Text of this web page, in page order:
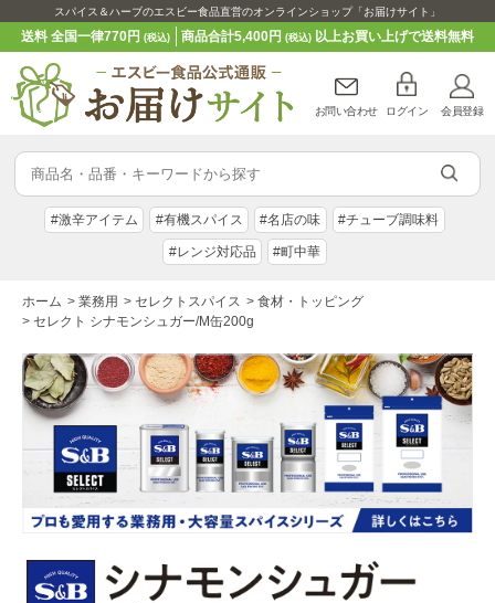
スパイス＆ハーブのエスビー食品直営のオンラインショップ「お届けサイト」
送料 全国一律770円(税込) 商品合計5,400円 (税込)以上お買い上げで送料無料
お問い合わせ ログイン 会員登録
#激辛アイテム #有機スパイス #名店の味 #チューブ調味料
#レンジ対応品 #町中華
ホーム > 業務用 > セレクトスパイス > 食材・トッピング
> セレクト シナモンシュガー/M缶200g